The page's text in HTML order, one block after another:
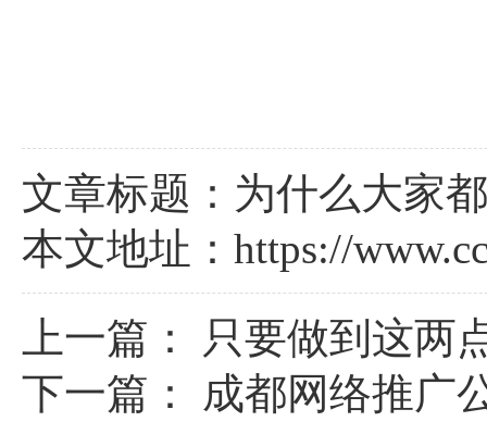
文章标题：为什么大家
本文地址： https://
上一篇：
只要做到这两
下一篇： 成都网络推广